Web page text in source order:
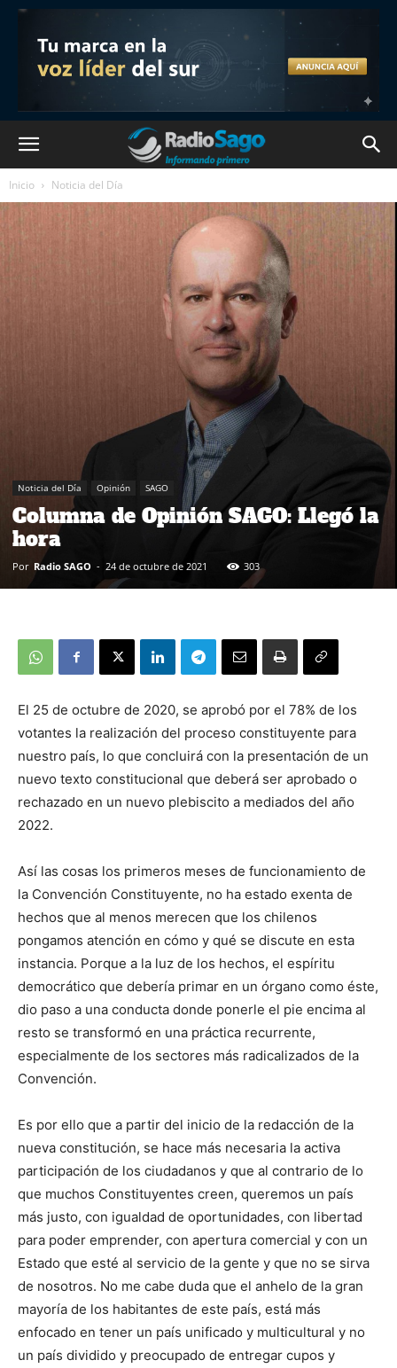
Inicio Noticia del Día
Noticia del Día Opinión SAGO
Columna de Opinión SAGO: Llegó la
hora
Por Radio SAGO - 24 de octubre de 2021 303
El 25 de octubre de 2020, se aprobó por el 78% de los
votantes la realización del proceso constituyente para
nuestro país, lo que concluirá con la presentación de un
nuevo texto constitucional que deberá ser aprobado o
rechazado en un nuevo plebiscito a mediados del año
2022.
Así las cosas los primeros meses de funcionamiento de
la Convención Constituyente, no ha estado exenta de
hechos que al menos merecen que los chilenos
pongamos atención en cómo y qué se discute en esta
instancia. Porque a la luz de los hechos, el espíritu
democrático que debería primar en un órgano como éste,
dio paso a una conducta donde ponerle el pie encima al
resto se transformó en una práctica recurrente,
especialmente de los sectores más radicalizados de la
Convención.
Es por ello que a partir del inicio de la redacción de la
nueva constitución, se hace más necesaria la activa
participación de los ciudadanos y que al contrario de lo
que muchos Constituyentes creen, queremos un país
más justo, con igualdad de oportunidades, con libertad
para poder emprender, con apertura comercial y con un
Estado que esté al servicio de la gente y que no se sirva
de nosotros. No me cabe duda que el anhelo de la gran
mayoría de los habitantes de este país, está más
enfocado en tener un país unificado y multicultural y no
un país dividido y preocupado de entregar cupos y